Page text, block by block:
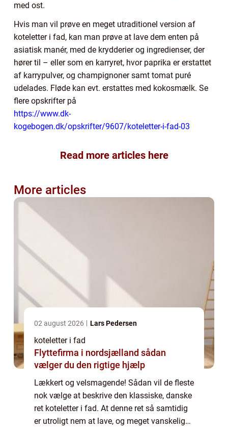
med ost.
Hvis man vil prøve en meget utraditionel version af
koteletter i fad, kan man prøve at lave dem enten på
asiatisk manér, med de krydderier og ingredienser, der
hører til – eller som en karryret, hvor paprika er erstattet
af karrypulver, og champignoner samt tomat puré
udelades. Fløde kan evt. erstattes med kokosmælk. Se
flere opskrifter på
https://www.dk-
kogebogen.dk/opskrifter/9607/koteletter-i-fad-03
Read more articles here
More articles
02 august 2026 Lars Pedersen
koteletter i fad
Flyttefirma i nordsjælland sådan
vælger du den rigtige hjælp
Lækkert og velsmagende! Sådan vil de fleste
nok vælge at beskrive den klassiske, danske
ret koteletter i fad. At denne ret så samtidig
er utroligt nem at lave, og meget vanskelig